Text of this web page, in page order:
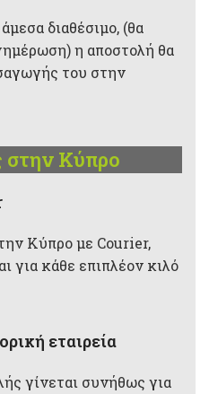
διαθέσιμο, (θα
η αποστολή θα
του στην
στην Κύπρο
Κύπρο με Courier,
για κάθε επιπλέον κιλό
εταιρεία
γίνεται συνήθως για